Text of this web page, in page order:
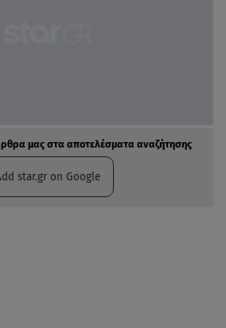
μας στα αποτελέσματα αναζήτησης
star.gr on Google